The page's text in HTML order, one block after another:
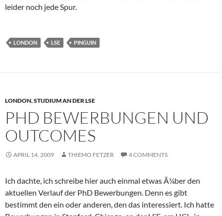
leider noch jede Spur.
LONDON LSE PINGUIN
LONDON,STUDIUM AN DER LSE
PHD BEWERBUNGEN UND
OUTCOMES
APRIL 14, 2009 THIEMO FETZER 4 COMMENTS
Ich dachte, ich schreibe hier auch einmal etwas Ã¼ber den
aktuellen Verlauf der PhD Bewerbungen. Denn es gibt
bestimmt den ein oder anderen, den das interessiert. Ich hatte